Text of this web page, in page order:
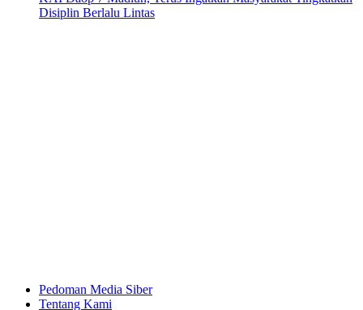
Disiplin Berlalu Lintas
Pedoman Media Siber
Tentang Kami